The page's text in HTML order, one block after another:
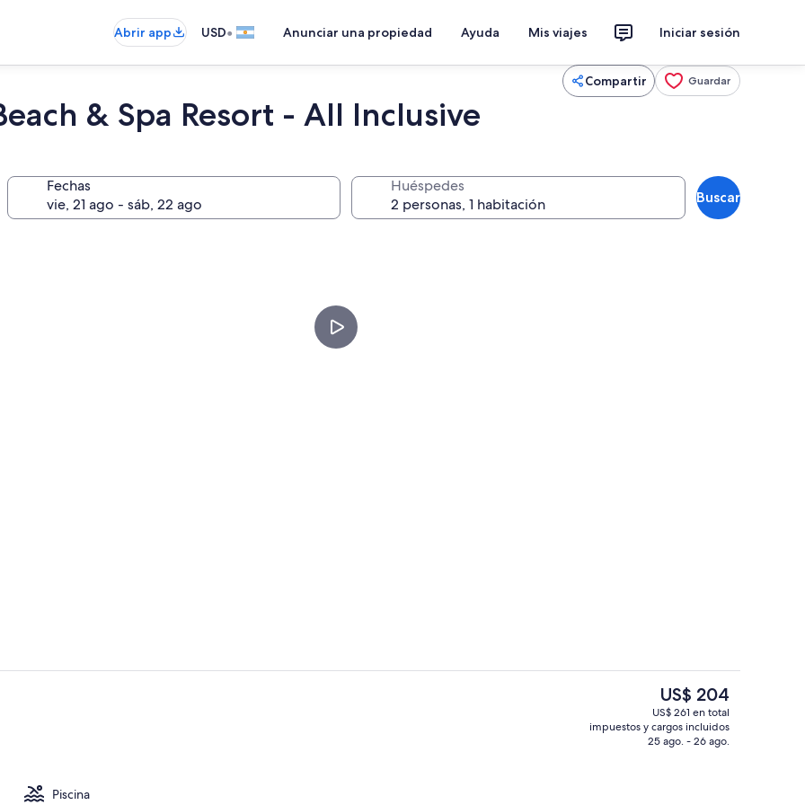
Abrir app USD• Anunciar una propiedad Ayuda Mis viajes Iniciar sesión
Compartir Guardar
& Spa Resort - All Inclusive
Fechas Huéspedes
Buscar
Playa privada, arena blanca, sillas
Piscina
El
precio
actual
es
US$ 204
US$ 261 en total
impuestos y cargos incluidos
25 ago. - 26 ago.